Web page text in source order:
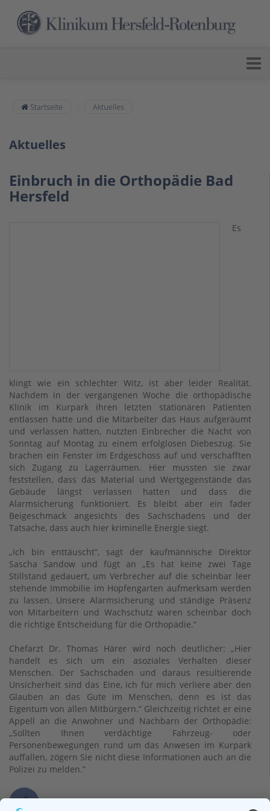
Startseite Aktuelles
Aktuelles
Einbruch in die Orthopädie Bad
Hersfeld
Es
klingt wie ein schlechter Witz, ist aber leider Realität.
Nachdem in der vergangenen Woche die orthopädische
Klinik im Kurpark ihren letzten stationären Patienten
entlassen hatte und die Mitarbeiter das Haus aufgeräumt
und verlassen hatten, nutzten Einbrecher die Nacht von
Sonntag auf Montag zu einem erfolglosen Diebeszug. Sie
brachen ein Fenster im Erdgeschoss auf und verschafften
sich Zugang zu Lagerräumen. Hier mussten sie zwar
feststellen, dass das Material und Wertgegenstände das
Gebäude längst verlassen hatten und dass die
Alarmsicherung funktioniert. Es bleibt aber ein fader
Beigeschmack angesichts des Sachschadens und der
Tatsache, dass auch hier kriminelle Energie siegt.
„Ich bin enttäuscht“, sagt der kaufmännische Direktor
Sascha Sandow und fügt an „Es hat keine zwei Tage
Stillstand gedauert, um Verbrecher auf die scheinbar leer
stehende Immobilie im Hopfengarten aufmerksam werden
zu lassen. Unsere Alarmsicherung und ständige Präsenz
von Mitarbeitern und Wachschutz waren scheinbar doch
die richtige Entscheidung für die Orthopädie.“
Chefarzt Dr. Thomas Härer wird noch deutlicher: „Hier
handelt es sich um ein asoziales Verhalten dieser
Menschen. Der Sachschaden und daraus resultierende
Unsicherheit sind das Eine, ich für mich verliere aber den
Glauben an das Gute im Menschen, denn es ist das
Eigentum von allen Mitbürgern.“ Gleichzeitig richtet er eine
Appell an die Anwohner und Nachbarn der Orthopädie:
„Sollten Ihnen verdächtige Fahrzeug- oder
Personenbewegungen rund um das Anwesen im Kurpark
auffallen, zögern Sie nicht diese Informationen auch an die
Polizei zu melden.“